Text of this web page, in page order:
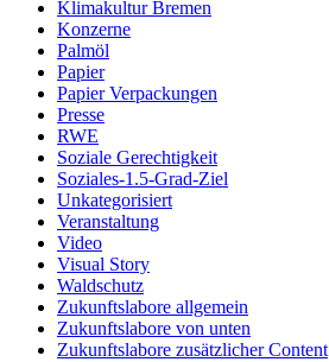
Klimakultur Bremen
Konzerne
Palmöl
Papier
Papier Verpackungen
Presse
RWE
Soziale Gerechtigkeit
Soziales-1.5-Grad-Ziel
Unkategorisiert
Veranstaltung
Video
Visual Story
Waldschutz
Zukunftslabore allgemein
Zukunftslabore von unten
Zukunftslabore zusätzlicher Content